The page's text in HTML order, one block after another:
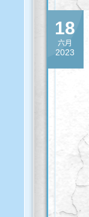
18
六月
2023